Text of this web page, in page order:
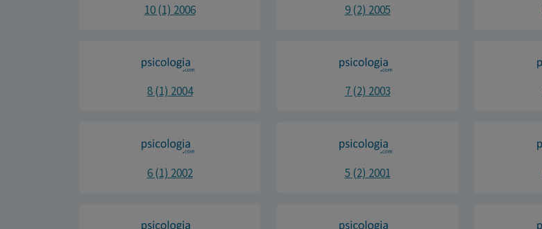
10 (1) 2006 9 (2) 2005
8 (1) 2004 7 (2) 2003
6 (1) 2002 5 (2) 2001